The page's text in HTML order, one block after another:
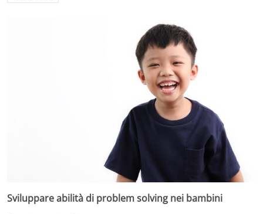
Sviluppare abilità di problem solving nei bambini